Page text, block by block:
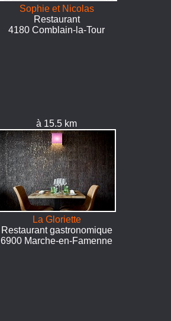
Sophie et Nicolas
Restaurant
4180 Comblain-la-Tour
à 15.5 km
La Gloriette
Restaurant gastronomique
6900 Marche-en-Famenne